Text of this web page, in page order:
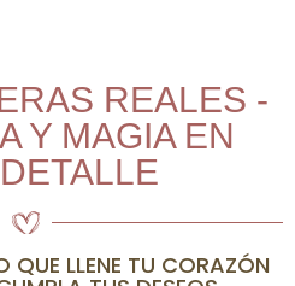
REALES -
Y MAGIA EN
QUE LLENE TU CORAZÓN